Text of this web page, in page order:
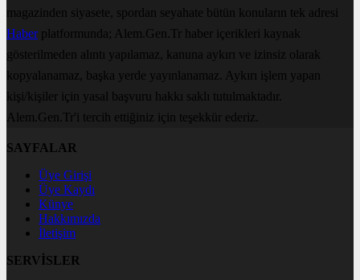
magazinden siyasete, spordan seyahate bütün konuların tek adresi
Haberplatformunda; Alem.Gen.Tr haber içerikleri kaynak
gösterilmeden alıntı yapılamaz, kanuna aykırı ve izinsiz olarak
kopyalanamaz, başka yerde yayınlanamaz. Aykırı işlem yapan
kişi/kişiler için yasal başvuru hakkı saklı tutulmaktadır.
Alem.Gen.Tr'i tercih ettiğiniz için teşekkür ederiz.
SAYFALAR
Üye Girişi
Üye Kaydı
Künye
Hakkımızda
İletişim
SERVİSLER